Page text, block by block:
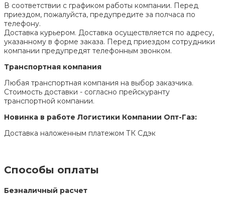
В соответствии с графиком работы компании. Перед
приездом, пожалуйста, предупредите за полчаса по
телефону.
Доставка курьером. Доставка осуществляется по адресу,
указанному в форме заказа. Перед приездом сотрудники
компании предупредят телефонным звонком.
Транспортная компания
Любая транспортная компания на выбор заказчика.
Стоимость доставки - согласно прейскуранту
транспортной компании.
Новинка в работе Логистики Компании Опт-Газ:
Доставка наложенным платежом ТК Сдэк
Способы оплаты
Безналичный расчет